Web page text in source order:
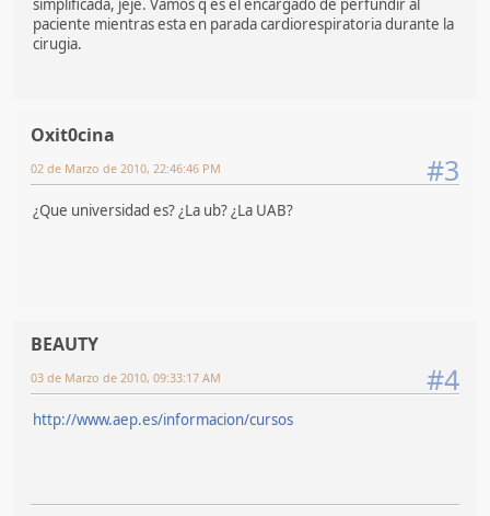
simplificada, jeje. Vamos q es el encargado de perfundir al
paciente mientras esta en parada cardiorespiratoria durante la
cirugia.
Oxit0cina
#3
02 de Marzo de 2010, 22:46:46 PM
¿Que universidad es? ¿La ub? ¿La UAB?
BEAUTY
#4
03 de Marzo de 2010, 09:33:17 AM
http://www.aep.es/informacion/cursos